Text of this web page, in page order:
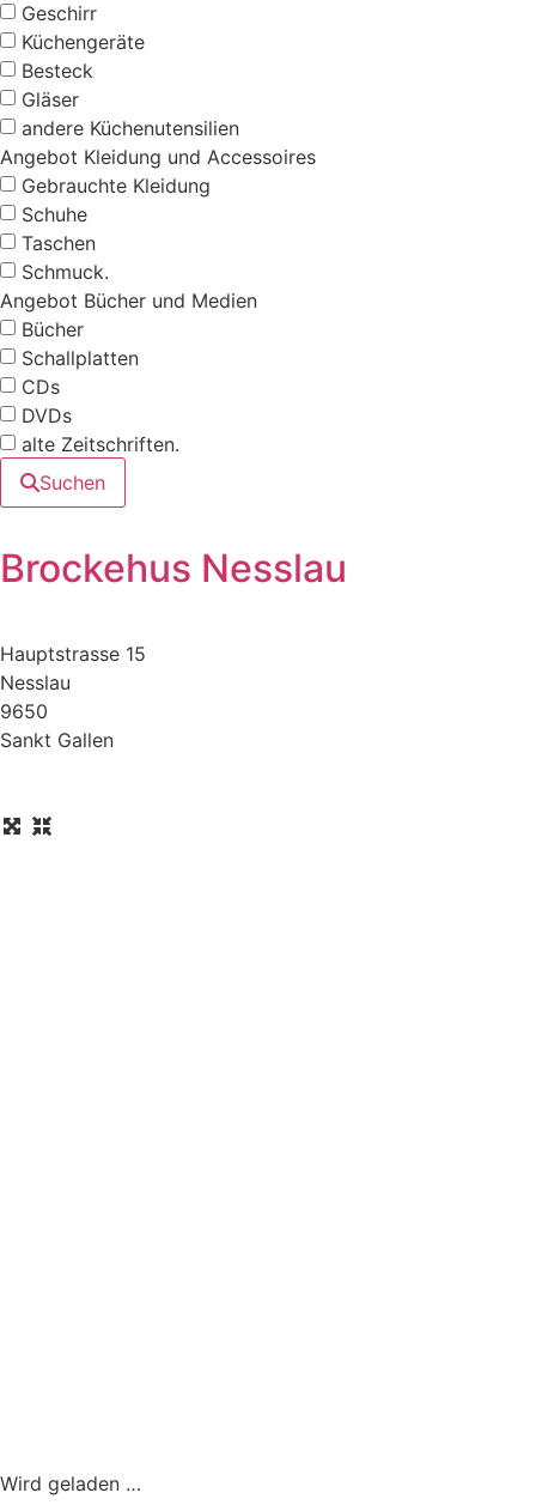
Geschirr
Küchengeräte
Besteck
Gläser
andere Küchenutensilien
Angebot Kleidung und Accessoires
Gebrauchte Kleidung
Schuhe
Taschen
Schmuck.
Angebot Bücher und Medien
Bücher
Schallplatten
CDs
DVDs
alte Zeitschriften.
Suchen
Brockehus Nesslau
Hauptstrasse 15
Nesslau
9650
Sankt Gallen
Wird geladen …